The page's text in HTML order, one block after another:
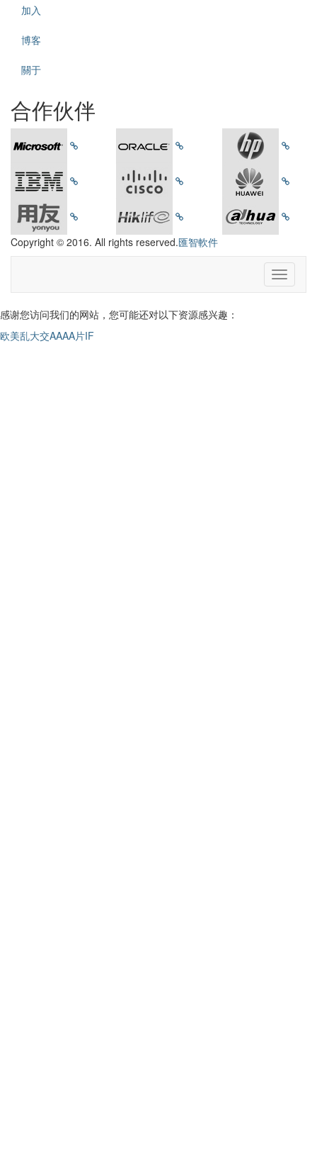
加入
博客
關于
合作伙伴
Copyright © 2016. All rights reserved.匯智軟件
感谢您访问我们的网站，您可能还对以下资源感兴趣：
欧美乱大交AAAA片IF